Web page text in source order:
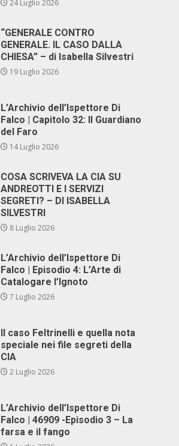
24 Luglio 2026
“GENERALE CONTRO
GENERALE. IL CASO DALLA
CHIESA” – di Isabella Silvestri
19 Luglio 2026
L’Archivio dell’Ispettore Di
Falco | Capitolo 32: Il Guardiano
del Faro
14 Luglio 2026
COSA SCRIVEVA LA CIA SU
ANDREOTTI E I SERVIZI
SEGRETI? – DI ISABELLA
SILVESTRI
8 Luglio 2026
L’Archivio dell’Ispettore Di
Falco | Episodio 4: L’Arte di
Catalogare l’Ignoto
7 Luglio 2026
Il caso Feltrinelli e quella nota
speciale nei file segreti della
CIA
2 Luglio 2026
L’Archivio dell’Ispettore Di
Falco | 46909 -Episodio 3 – La
farsa e il fango